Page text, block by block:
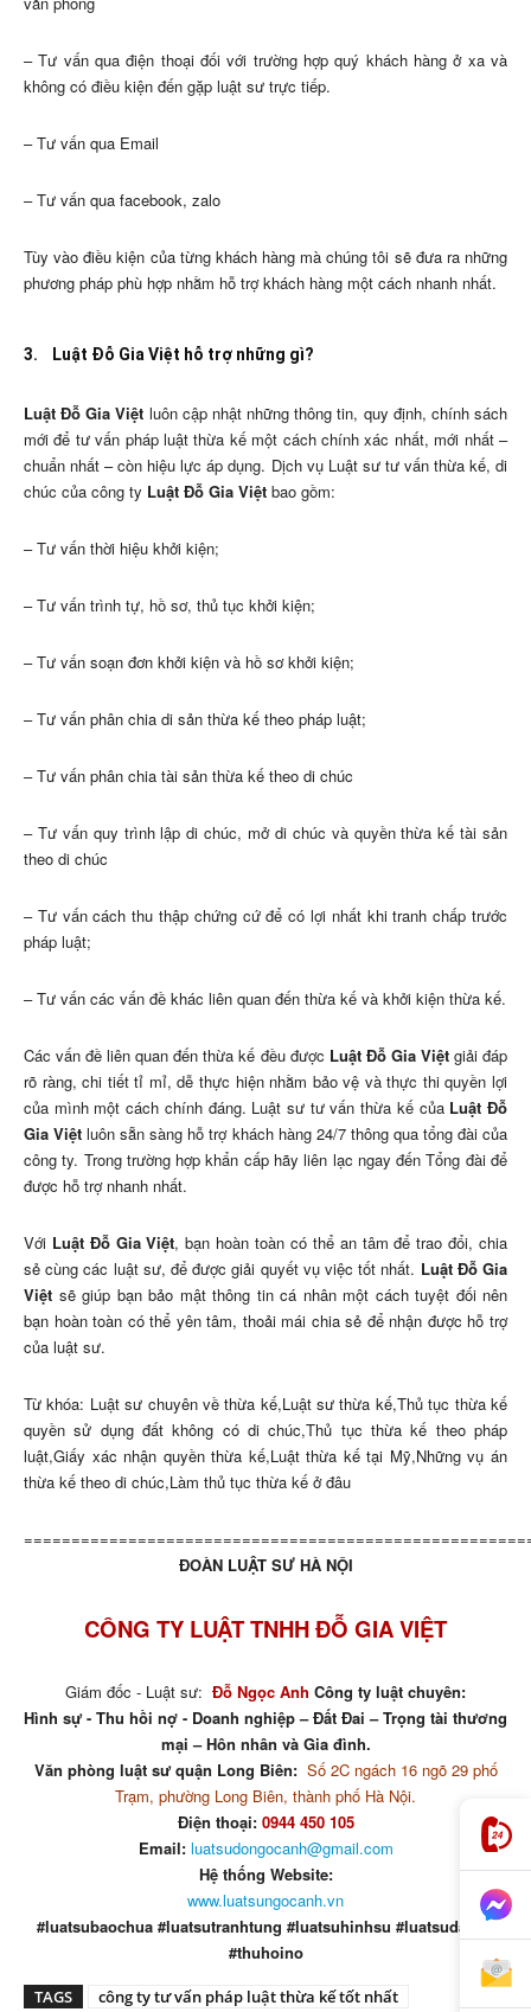
– Tư vấn qua điện thoại đối với trường hợp quý khách hàng ở xa và
không có điều kiện đến gặp luật sư trực tiếp.
– Tư vấn qua Email
– Tư vấn qua facebook, zalo
Tùy vào điều kiện của từng khách hàng mà chúng tôi sẽ đưa ra những
phương pháp phù hợp nhằm hỗ trợ khách hàng một cách nhanh nhất.
3. Luật Đỗ Gia Việt hỗ trợ những gì?
Luật Đỗ Gia Việt luôn cập nhật những thông tin, quy định, chính sách
mới để tư vấn pháp luật thừa kế một cách chính xác nhất, mới nhất –
chuẩn nhất – còn hiệu lực áp dụng. Dịch vụ Luật sư tư vấn thừa kế, di
chúc của công ty Luật Đỗ Gia Việt bao gồm:
– Tư vấn thời hiệu khởi kiện;
– Tư vấn trình tự, hồ sơ, thủ tục khởi kiện;
– Tư vấn soạn đơn khởi kiện và hồ sơ khởi kiện;
– Tư vấn phân chia di sản thừa kế theo pháp luật;
– Tư vấn phân chia tài sản thừa kế theo di chúc
– Tư vấn quy trình lập di chúc, mở di chúc và quyền thừa kế tài sản
theo di chúc
– Tư vấn cách thu thập chứng cứ để có lợi nhất khi tranh chấp trước
pháp luật;
– Tư vấn các vấn đề khác liên quan đến thừa kế và khởi kiện thừa kế.
Các vấn đề liên quan đến thừa kế đều được Luật Đỗ Gia Việtgiải đáp
rõ ràng, chi tiết tỉ mỉ, dễ thực hiện nhằm bảo vệ và thực thi quyền lợi
của mình một cách chính đáng. Luật sư tư vấn thừa kế của Luật Đỗ
Gia Việt luôn sẵn sàng hỗ trợ khách hàng 24/7 thông qua tổng đài của
công ty. Trong trường hợp khẩn cấp hãy liên lạc ngay đến Tổng đài để
được hỗ trợ nhanh nhất.
Với Luật Đỗ Gia Việt, bạn hoàn toàn có thể an tâm để trao đổi, chia
sẻ cùng các luật sư, để được giải quyết vụ việc tốt nhất. Luật Đỗ Gia
Việt sẽ giúp bạn bảo mật thông tin cá nhân một cách tuyệt đối nên
bạn hoàn toàn có thể yên tâm, thoải mái chia sẻ để nhận được hỗ trợ
của luật sư.
Từ khóa: Luật sư chuyên về thừa kế,Luật sư thừa kế,Thủ tục thừa kế
quyền sử dụng đất không có di chúc,Thủ tục thừa kế theo pháp
luật,Giấy xác nhận quyền thừa kế,Luật thừa kế tại Mỹ,Những vụ án
thừa kế theo di chúc,Làm thủ tục thừa kế ở đâu
ĐOÀN LUẬT SƯ HÀ NỘI
CÔNG TY LUẬT TNHH ĐỖ GIA VIỆT
Giám đốc - Luật sư: Đỗ Ngọc Anh Công ty luật chuyên:
Hình sự - Thu hồi nợ - Doanh nghiệp – Đất Đai – Trọng tài thương
mại – Hôn nhân và Gia đình.
Văn phòng luật sư quận Long Biên: Số 2C ngách 16 ngõ 29 phố
Trạm, phường Long Biên, thành phố Hà Nội.
Điện thoại: 0944 450 105
Email: luatsudongocanh@gmail.com
Hệ thống Website:
www.luatsungocanh.vn
#luatsubaochua #luatsutranhtung #luatsuhinhsu #luatsudatdai
#thuhoino
TAGS
công ty tư vấn pháp luật thừa kế tốt nhất